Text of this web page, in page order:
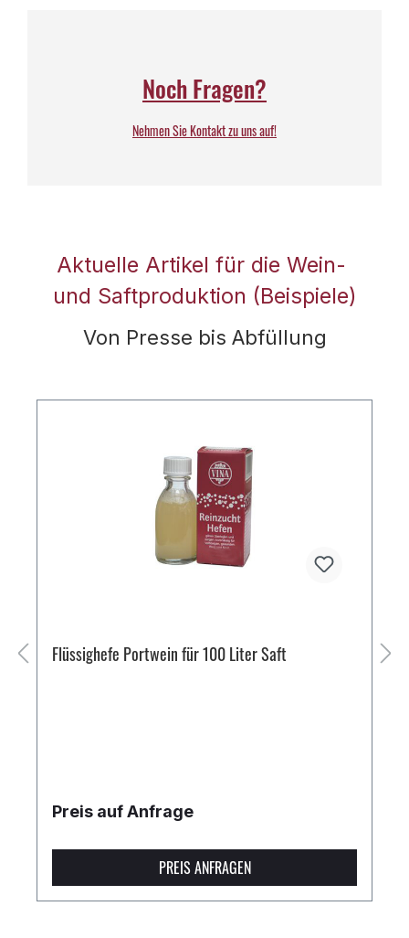
Noch Fragen?
Nehmen Sie Kontakt zu uns auf!
Aktuelle Artikel für die Wein-
und Saftproduktion (Beispiele)
Von Presse bis Abfüllung
Flüssighefe Portwein für 100 Liter Saft
Preis auf Anfrage
PREIS ANFRAGEN